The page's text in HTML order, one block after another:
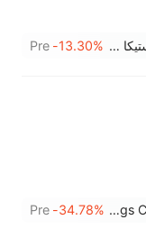
سيليستيكا إنك -13.30%
Pre
UWM Holdings Corp. Class A
-34.78%
Pre